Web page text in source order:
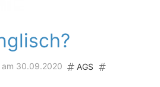
30.09.2020
AGS